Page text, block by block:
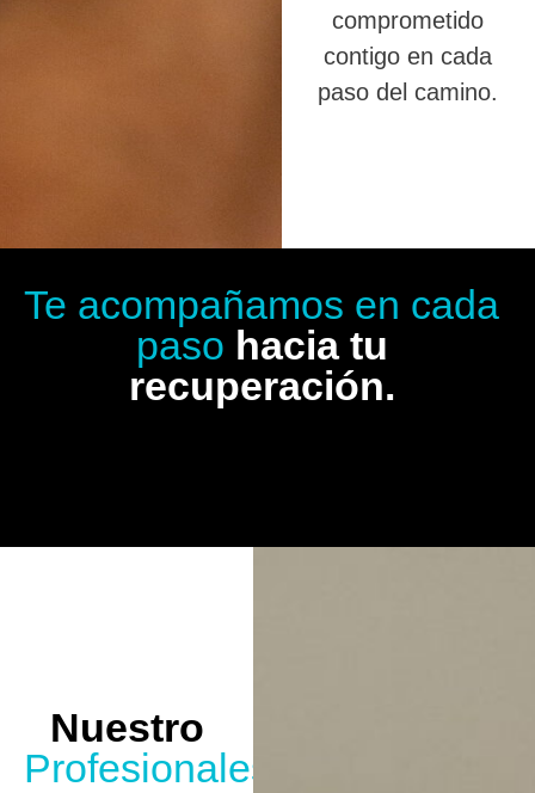
comprometido
contigo en cada
paso del camino.
Te acompañamos en cada
paso hacia tu
recuperación.
Nuestro
Profesionales